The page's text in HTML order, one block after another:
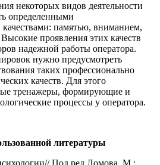
некоторых видов деятельности
определенными
памятью, вниманием,
проявления этих качеств
надежной работы оператора.
нужно предусмотреть
таких профессионально
качеств. Для этого
тренажеры, формирующие и
процессы у оператора.
литературы
Под ред Ломова, М.: